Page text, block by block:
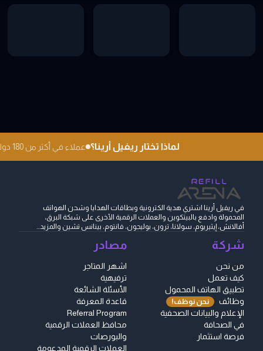
لماذا تختار ريفيل أرينا؟ عملاء في أكثر من 180 دولة
في ريفيل أرينا اشتري هدية الكترونية وبطاقات الهدايا وشحن الهواتف
المحمولة وادفع بالبيتكوين والعملات الرقمية الأخرى على شبكة البرق،
أفالانش، إيثيريوم، سولانا، ترون، بوليجون، فانتوم، بينانس تشين والمزيد...
شركة
من نحن
كيف تعمل
تطبيق الهاتف المحمول
وظائف
نحن نوظف!
الإعلام والبيانات الصحفية
في الصحافة
فرصة استثمار
مصادر
اشهر المتاجر
ترفيهية
الأسئلة الشائعة
قاعدة المعرفة
Referral Program
محافظ العملات الرقمية
والبورصات
العملات الرقمية المدعومة